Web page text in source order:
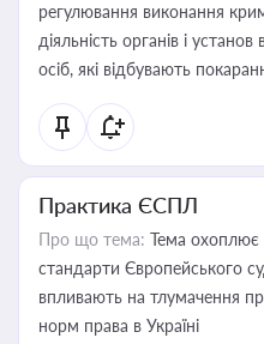
регулювання виконання
діяльність органів і
осіб, які відбувають
Практика ЄСПЛ
Про що тема: Тема охоплює
стандарти Європейського
впливають на тлумачення
норм права в Україні